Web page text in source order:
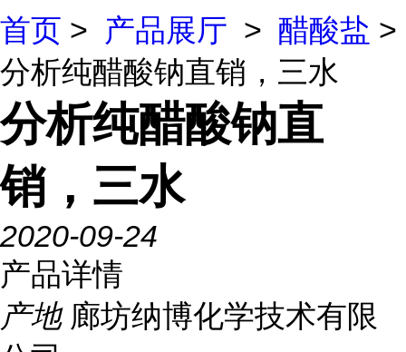
首页 > 产品展厅 > 醋酸盐 >
分析纯醋酸钠直销，三水
分析纯醋酸钠直
销，三水
2020-09-24
产品详情
产地 廊坊纳博化学技术有限